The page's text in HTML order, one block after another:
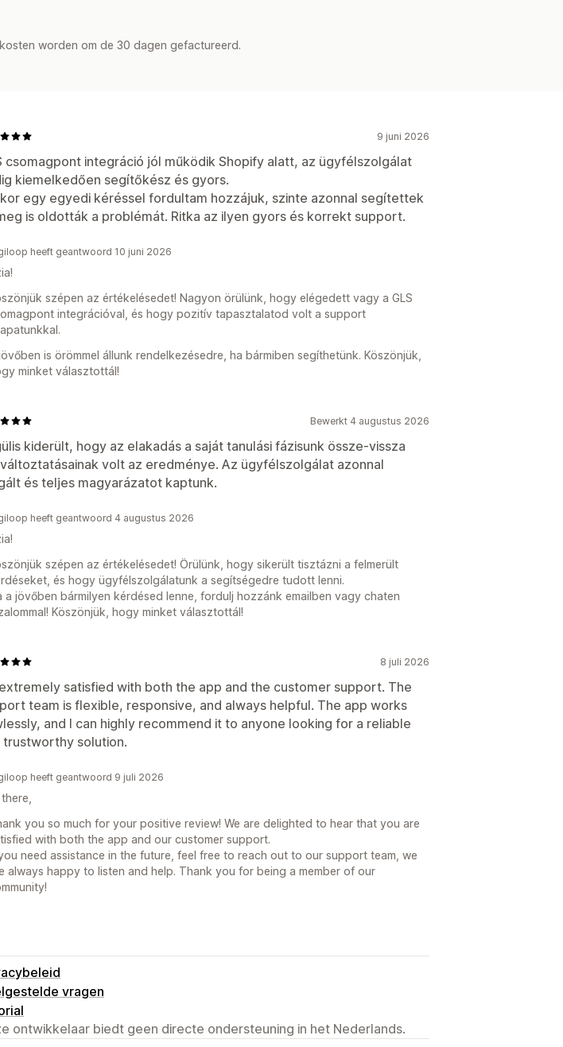
worden om de 30 dagen gefactureerd.
9 juni 2026
csomagpont integráció jól működik Shopify alatt, az ügyfélszolgálat
kiemelkedően segítőkész és gyors.
egy egyedi kéréssel fordultam hozzájuk, szinte azonnal segítettek
is oldották a problémát. Ritka az ilyen gyors és korrekt support.
heeft geantwoord 10 juni 2026
szépen az értékelésedet! Nagyon örülünk, hogy elégedett vagy a GLS
integrációval, és hogy pozitív tapasztalatod volt a support
is örömmel állunk rendelkezésedre, ha bármiben segíthetünk. Köszönjük,
minket választottál!
Bewerkt 4 augustus 2026
kiderült, hogy az elakadás a saját tanulási fázisunk össze-vissza
volt az eredménye. Az ügyfélszolgálat azonnal
és teljes magyarázatot kaptunk.
heeft geantwoord 4 augustus 2026
szépen az értékelésedet! Örülünk, hogy sikerült tisztázni a felmerült
és hogy ügyfélszolgálatunk a segítségedre tudott lenni.
a jövőben bármilyen kérdésed lenne, fordulj hozzánk emailben vagy chaten
Köszönjük, hogy minket választottál!
8 juli 2026
satisfied with both the app and the customer support. The
team is flexible, responsive, and always helpful. The app works
and I can highly recommend it to anyone looking for a reliable
trustworthy solution.
heeft geantwoord 9 juli 2026
you so much for your positive review! We are delighted to hear that you are
with both the app and our customer support.
need assistance in the future, feel free to reach out to our support team, we
always happy to listen and help. Thank you for being a member of our
vragen
ontwikkelaar biedt geen directe ondersteuning in het Nederlands.